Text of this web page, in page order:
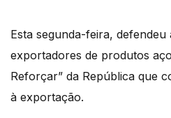
Esta segunda-feira,
exportadores de produtos
Reforçar” da República que
à exportação.